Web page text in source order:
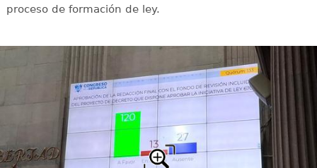
proceso de formación de ley.